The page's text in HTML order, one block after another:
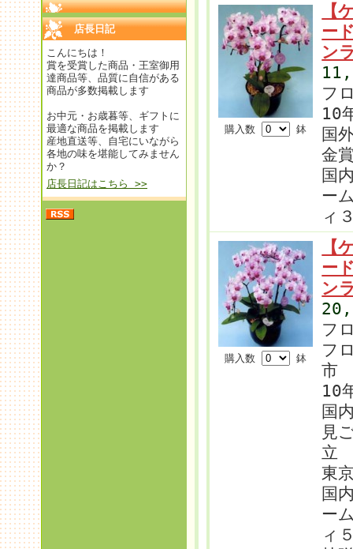
店長日記
こんにちは！
賞を受賞した商品・王室御用
達商品等、品質に自信がある
商品が多数掲載します
お中元・お歳暮等、ギフトに
最適な商品を掲載します
産地直送等、自宅にいながら
各地の味を堪能してみません
か？
店長日記はこちら >>
購入数 鉢
【
ー
ン
フ
10
国
金
国
ー
ィ
購入数 鉢
【
ー
ン
フ
フ
市
10
国
見
立
東
国
ー
ィ